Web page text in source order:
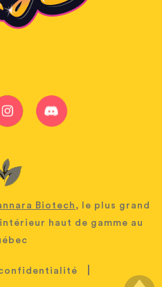
Biotech , le plus grand
haut de gamme au